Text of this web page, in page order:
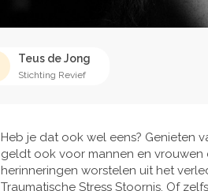
Teus de Jong
Stichting Revief
Heb je dat ook wel eens? Genieten
geldt ook voor mannen en vrouwen
herinneringen worstelen uit het
Traumatische Stress Stoornis. Of